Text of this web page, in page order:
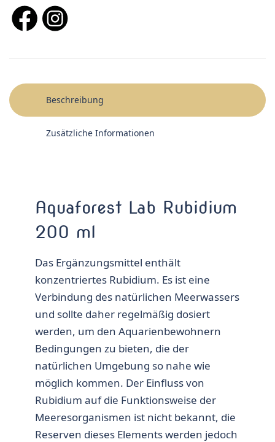
Beschreibung
Zusätzliche Informationen
Aquaforest Lab Rubidium
200 ml
Das Ergänzungsmittel enthält
konzentriertes Rubidium. Es ist eine
Verbindung des natürlichen Meerwassers
und sollte daher regelmäßig dosiert
werden, um den Aquarienbewohnern
Bedingungen zu bieten, die der
natürlichen Umgebung so nahe wie
möglich kommen. Der Einfluss von
Rubidium auf die Funktionsweise der
Meeresorganismen ist nicht bekannt, die
Reserven dieses Elements werden jedoch